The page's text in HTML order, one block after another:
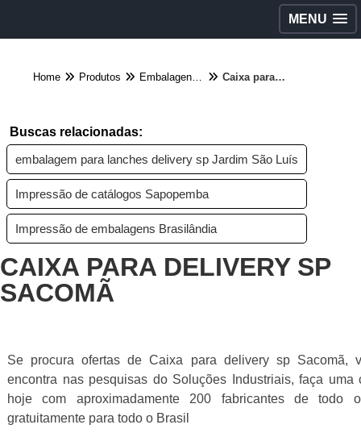
MENU
Home Produtos Embalagens diversas - Categoria Caixa para delivery sp Sacomã
Buscas relacionadas:
embalagem para lanches delivery sp Jardim São Luís
Impressão de catálogos Sapopemba
Impressão de embalagens Brasilândia
CAIXA PARA DELIVERY SP
SACOMÃ
Se procura ofertas de Caixa para delivery sp Sacomã,
encontra nas pesquisas do Soluções Industriais, faça uma
hoje com aproximadamente 200 fabricantes de todo
gratuitamente para todo o Brasil